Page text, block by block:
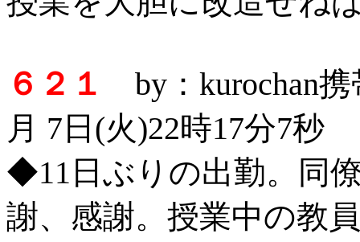
６２１
by：kurochan
月 7日(火)22時17分7秒
◆11日ぶりの出勤。同
謝、感謝。授業中の教